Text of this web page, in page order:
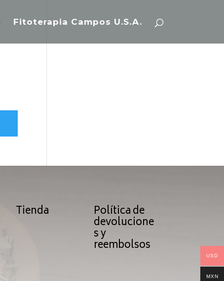
Fitoterapia Campos U.S.A.
Tienda Política de
devolucione
s y
reembolsos
USD
MXN